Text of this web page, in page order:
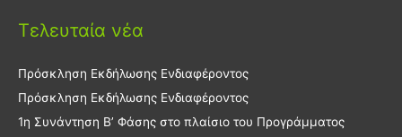
Τελευταία νέα
Πρόσκληση Εκδήλωσης Ενδιαφέροντος
Πρόσκληση Εκδήλωσης Ενδιαφέροντος
1η Συνάντηση Β’ Φάσης στο πλαίσιο του Προγράμματος